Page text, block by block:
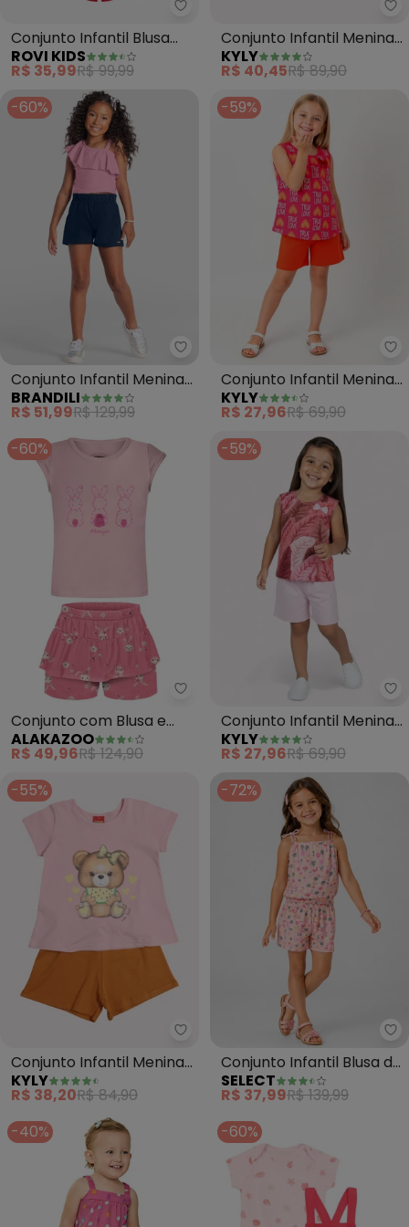
Rovi Kids - Conjunto Infantil
Conjunto Infantil Blusa
com Shorts (Rosa)
ROVI KIDS
R$ 35,99R$ 99,99
Conjunto Infantil Menina
Abelhinha (Pink)
KYLY
R$ 40,45R$ 89,90
-60%
Brandili - Conjunto Infantil
Conjunto Infantil Menina
com Babados (Rosa)
BRANDILI
R$ 51,99R$ 129,99
-59%
Conjunto Infantil Menina
Coração (Rosa)
KYLY
R$ 27,96R$ 69,90
-60%
Alakazoo - Conjunto com
Conjunto com Blusa e
Shorts Saia Estampado
(Rosa)
ALAKAZOO
R$ 49,96R$ 124,90
-59%
Conjunto Infantil Menina
Estampado (Rosa)
KYLY
R$ 27,96R$ 69,90
-55%
Kyly - Conjunto Infantil Menina
Conjunto Infantil Menina
Ursinho (Rosa)
KYLY
R$ 38,20R$ 84,90
-72%
Conjunto Infantil Blusa de
Alça e Short (Rosa)
SELECT
R$ 37,99R$ 139,99
-40%
-60%